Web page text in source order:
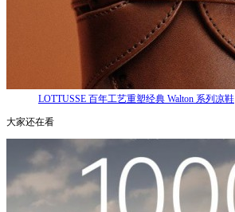
LOTTUSSE 百年工艺重塑经典 Walton 系列凉鞋
大家还在看